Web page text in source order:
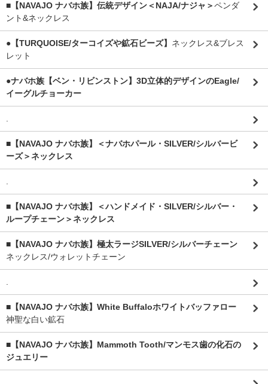
■【NAVAJO ナバホ族】伝統デザイン＜NAJA/ナジャ＞ペンダ
ント&ネックレス
●【TURQUOISE/ターコイズや鉱石ビーズ】 ネックレス&ブレス
レット
●ナバホ族【ベン・リビンストン】3D立体的デザインのEagle/
イーグルチョーカー
■【NAVAJO ナバホ族】＜ナバホパール・SILVER/シルバービ
ーズ＞ネックレス
■【NAVAJO ナバホ族】＜ハンドメイド・SILVER/シルバー・
ループチェーン＞ネックレス
■【NAVAJO ナバホ族】極太ラージSILVER/シルバーチェーン
ネックレス/ウォレットチェーン
■【NAVAJO ナバホ族】White Buffaloホワイトバッファロー
神聖な白い鉱石
■【NAVAJO ナバホ族】Mammoth Tooth/マンモス歯の化石の
ジュエリー